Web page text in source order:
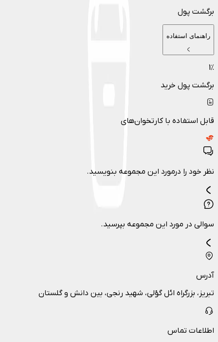
برگشت پول
راهنمای استفاده
1٪
برگشت پول خرید
قابل استفاده با کارتخوان‌های
نظر خود را درمورد این مجموعه بنویسید.
سوالی در مورد این مجموعه بپرسید.
آدرس
تبریز، بزرگراه ائل گؤلی، شهید رنجی، بین دانش و گلستان
اطلاعات تماس